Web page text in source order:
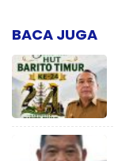
BACA JUGA